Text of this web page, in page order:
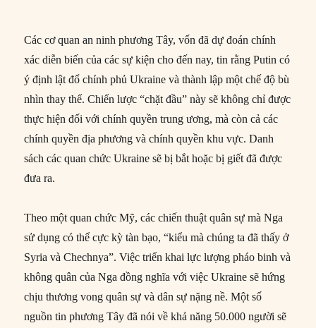
Các cơ quan an ninh phương Tây, vốn đã dự đoán chính
xác diễn biến của các sự kiện cho đến nay, tin rằng Putin có
ý định lật đổ chính phủ Ukraine và thành lập một chế độ bù
nhìn thay thế. Chiến lược “chặt đầu” này sẽ không chỉ được
thực hiện đối với chính quyền trung ương, mà còn cả các
chính quyền địa phương và chính quyền khu vực. Danh
sách các quan chức Ukraine sẽ bị bắt hoặc bị giết đã được
đưa ra.
Theo một quan chức Mỹ, các chiến thuật quân sự mà Nga
sử dụng có thể cực kỳ tàn bạo, “kiểu mà chúng ta đã thấy ở
Syria và Chechnya”. Việc triển khai lực lượng pháo binh và
không quân của Nga đồng nghĩa với việc Ukraine sẽ hứng
chịu thương vong quân sự và dân sự nặng nề. Một số
nguồn tin phương Tây đã nói về khả năng 50.000 người sẽ